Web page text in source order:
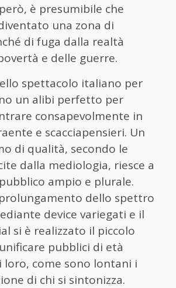
è presumibile che
una zona di
di fuga dalla realtà
e delle guerre.
spettacolo italiano per
un alibi perfetto per
consapevolmente in
e scacciapensieri. Un
di qualità, secondo le
dalla mediologia, riesce a
ampio e plurale.
dello spettro
device variegati e il
si è realizzato il piccolo
pubblici di età
come sono lontani i
di chi si sintonizza.